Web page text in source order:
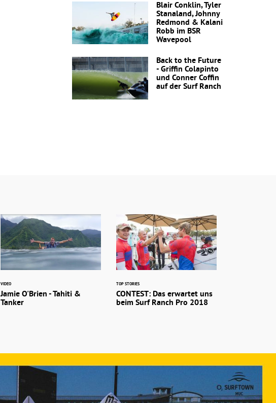
Blair Conklin, Tyler
Stanaland, Johnny
Redmond & Kalani
Robb im BSR
Wavepool
Back to the Future
- Griffin Colapinto
und Conner Coffin
auf der Surf Ranch
VIDEO
Jamie O'Brien - Tahiti &
Tanker
TOP STORIES
CONTEST: Das erwartet uns
beim Surf Ranch Pro 2018